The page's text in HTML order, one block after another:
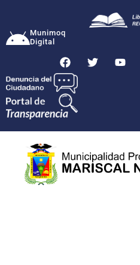
Munimoq
Digital